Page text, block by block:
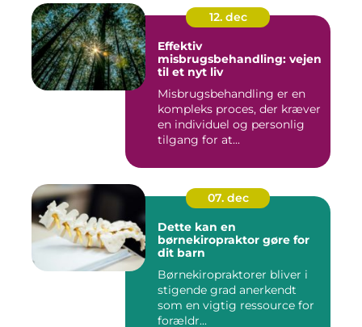
12. dec
Effektiv
misbrugsbehandling: vejen
til et nyt liv
Misbrugsbehandling er en
kompleks proces, der kræver
en individuel og personlig
tilgang for at...
07. dec
Dette kan en
børnekiropraktor gøre for
dit barn
Børnekiropraktorer bliver i
stigende grad anerkendt
som en vigtig ressource for
forældr...